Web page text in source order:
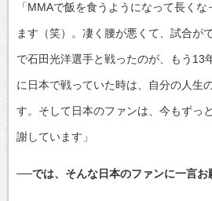
「MMAで飯を食うようになって長く
ます（笑）。凄く腰が悪くて、試合が
で石田光洋選手と戦ったのが、もう13
に日本で戦っていた時は、自分の人生
す。そして日本のファンは、今もずっ
謝しています」
──では、そんな日本のファンに一言お